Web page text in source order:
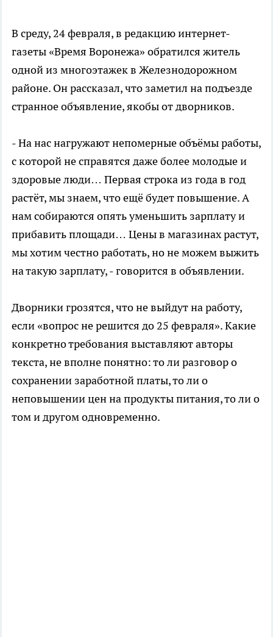
В среду, 24 февраля, в редакцию интернет-
газеты «Время Воронежа» обратился житель
одной из многоэтажек в Железнодорожном
районе. Он рассказал, что заметил на подъезде
странное объявление, якобы от дворников.
- На нас нагружают непомерные объёмы работы,
с которой не справятся даже более молодые и
здоровые люди… Первая строка из года в год
растёт, мы знаем, что ещё будет повышение. А
нам собираются опять уменьшить зарплату и
прибавить площади… Цены в магазинах растут,
мы хотим честно работать, но не можем выжить
на такую зарплату, - говорится в объявлении.
Дворники грозятся, что не выйдут на работу,
если «вопрос не решится до 25 февраля». Какие
конкретно требования выставляют авторы
текста, не вполне понятно: то ли разговор о
сохранении заработной платы, то ли о
неповышении цен на продукты питания, то ли о
том и другом одновременно.